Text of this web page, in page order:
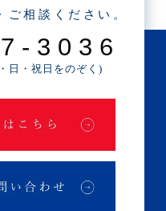
ご相談ください。
3036
日・祝日をのぞく)